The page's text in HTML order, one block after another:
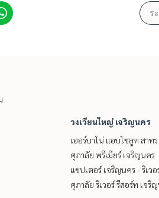
วงเวียนใหญ่ เจริญนคร
เออร์บาโน่ แอบโซลูท สาท
ศุภาลัย พรีเมียร์ เจริญนคร
แชปเตอร์ เจริญนคร - ริเว
ศุภาลัย ริเวอร์ รีสอร์ท เจริ